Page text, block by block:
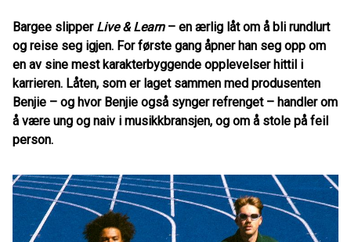
Bargee slipper Live & Learn– en ærlig låt om å bli rundlurt
og reise seg igjen. For første gang åpner han seg opp om
en av sine mest karakterbyggende opplevelser hittil i
karrieren. Låten, som er laget sammen med produsenten
Benjie – og hvor Benjie også synger refrenget – handler om
å være ung og naiv i musikkbransjen, og om å stole på feil
person.